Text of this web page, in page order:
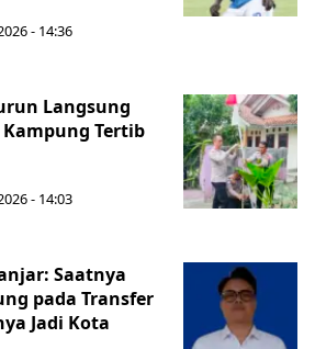
- 14:36
Langsung
Tertib
- 14:03
Saatnya
pada Transfer
Jadi Kota